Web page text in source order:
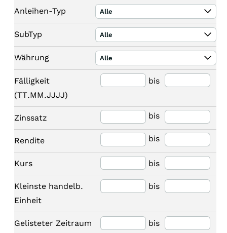
Anleihen-Typ Alle
SubTyp Alle
Währung Alle
Fälligkeit
(TT.MM.JJJJ)
bis
Zinssatz bis
Rendite bis
Kurs bis
Kleinste handelb.
Einheit
bis
Gelisteter Zeitraum bis